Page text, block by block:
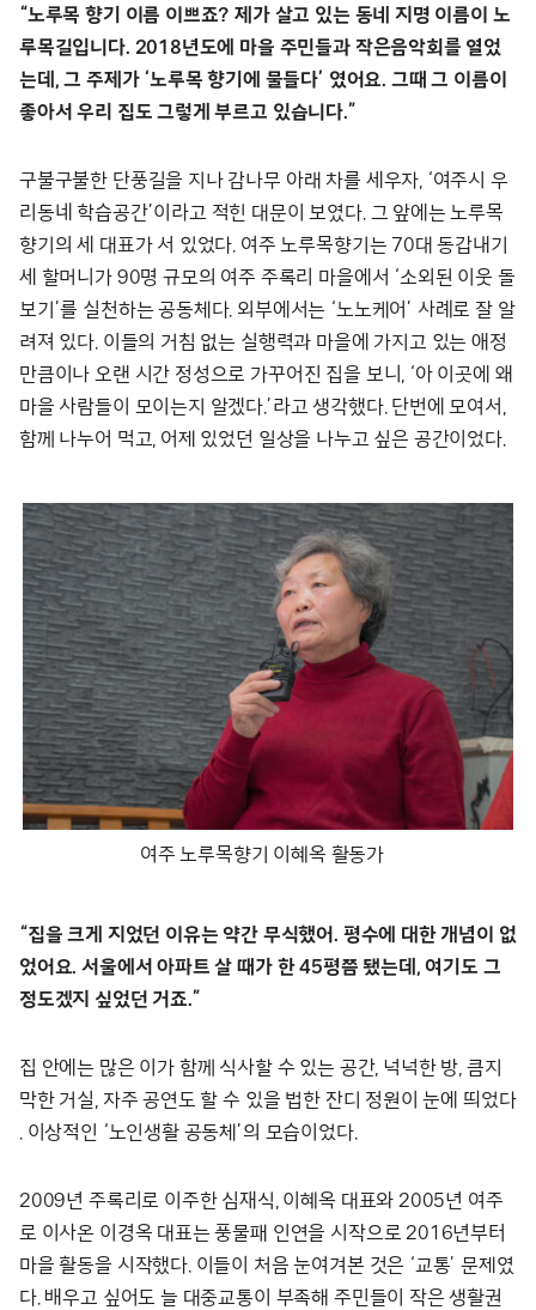
“노루목 향기 이름 이쁘죠? 제가 살고 있는 동네 지명 이름이 노
루목길입니다. 2018년도에 마을 주민들과 작은음악회를 열었
는데, 그 주제가 ‘노루목 향기에 물들다’ 였어요. 그때 그 이름이
좋아서 우리 집도 그렇게 부르고 있습니다.”
구불구불한 단풍길을 지나 감나무 아래 차를 세우자, ‘여주시 우
리동네 학습공간’이라고 적힌 대문이 보였다. 그 앞에는 노루목
향기의 세 대표가 서 있었다. 여주 노루목향기는 70대 동갑내기
세 할머니가 90명 규모의 여주 주록리 마을에서 ‘소외된 이웃 돌
보기’를 실천하는 공동체다. 외부에서는 ‘노노케어’ 사례로 잘 알
려져 있다. 이들의 거침 없는 실행력과 마을에 가지고 있는 애정
만큼이나 오랜 시간 정성으로 가꾸어진 집을 보니, ‘아 이곳에 왜
마을 사람들이 모이는지 알겠다.’라고 생각했다. 단번에 모여서,
함께 나누어 먹고, 어제 있었던 일상을 나누고 싶은 공간이었다.
여주 노루목향기 이혜옥 활동가
“집을 크게 지었던 이유는 약간 무식했어. 평수에 대한 개념이 없
었어요. 서울에서 아파트 살 때가 한 45평쯤 됐는데, 여기도 그
정도겠지 싶었던 거죠.”
집 안에는 많은 이가 함께 식사할 수 있는 공간, 넉넉한 방, 큼지
막한 거실, 자주 공연도 할 수 있을 법한 잔디 정원이 눈에 띄었다
. 이상적인 ‘노인생활 공동체’의 모습이었다.
2009년 주록리로 이주한 심재식, 이혜옥 대표와 2005년 여주
로 이사온 이경옥 대표는 풍물패 인연을 시작으로 2016년부터
마을 활동을 시작했다. 이들이 처음 눈여겨본 것은 ‘교통’ 문제였
다. 배우고 싶어도 늘 대중교통이 부족해 주민들이 작은 생활권